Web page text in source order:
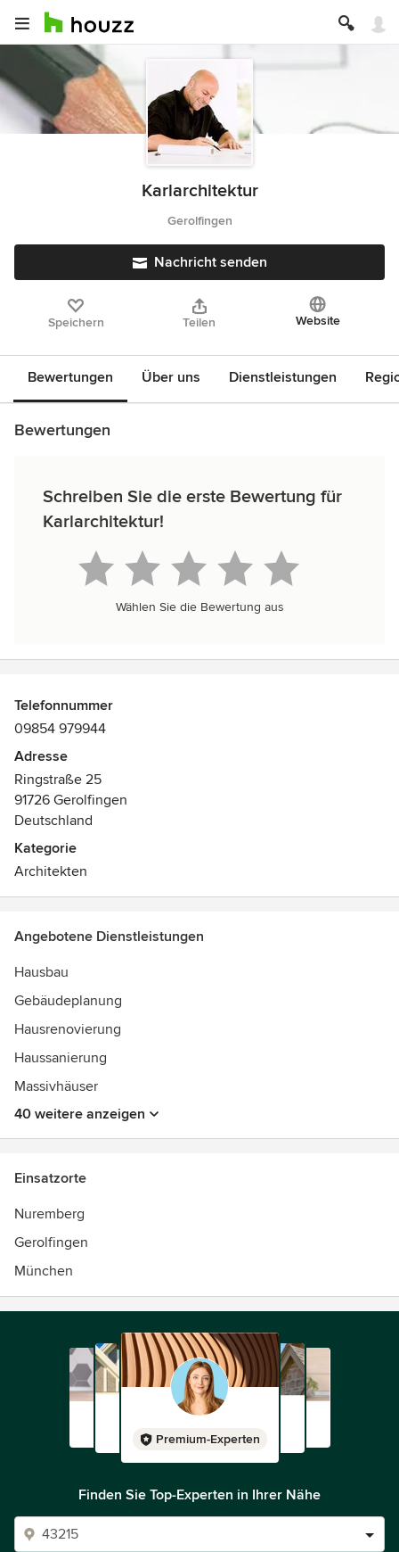
Karlarchitektur
Gerolfingen
Nachricht senden
Speichern Teilen Website
Bewertungen Über uns Dienstleistungen
Bewertungen
Schreiben Sie die erste Bewertung für
Karlarchitektur!
Wählen Sie die Bewertung aus
Telefonnummer
09854 979944
Adresse
Ringstraße 25
91726 Gerolfingen
Deutschland
Kategorie
Architekten
Angebotene Dienstleistungen
Hausbau
Gebäudeplanung
Hausrenovierung
Haussanierung
Massivhäuser
40 weitere anzeigen
Einsatzorte
Nuremberg
Gerolfingen
München
Premium-Experten
Finden Sie Top-Experten in Ihrer Nähe